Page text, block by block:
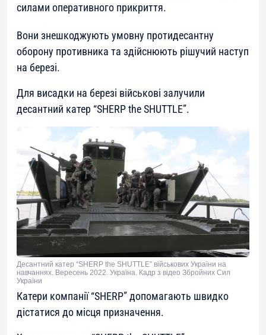
силами оперативного прикриття.
Вони знешкоджують умовну протидесантну
оборону противника та здійснюють рішучий наступ
на березі.
Для висадки на березі військові залучили
десантний катер “SHERP the SHUTTLE”.
Десантний катер “SHERP the SHUTTLE” військових України на
навчаннях. Вересень 2022. Україна. Кадр з відео Збройних Сил
України
Катери компанії “SHERP” допомагають швидко
дістатися до місця призначення.